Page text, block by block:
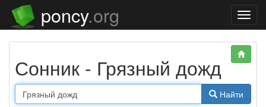
poncy.org
Сонник - Грязный дожд
Найти